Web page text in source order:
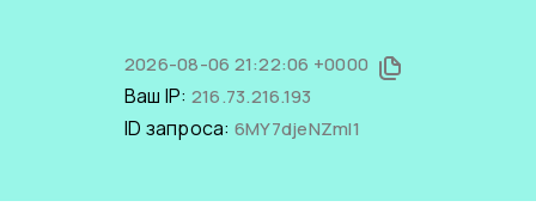
2026-08-06 21:22:06 +0000
Ваш IP: 216.73.216.193
ID запроса: 6MY7djeNZmI1